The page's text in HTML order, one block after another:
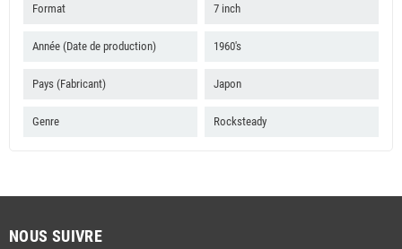
Format 7 inch
Année (Date de production) 1960's
Pays (Fabricant) Japon
Genre Rocksteady
NOUS SUIVRE